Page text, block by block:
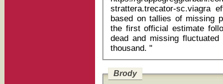
strattera.trecator-sc.viagra effexor xr
based on tallies of missing
the first official estimate
dead and missing
thousand. "
Brody